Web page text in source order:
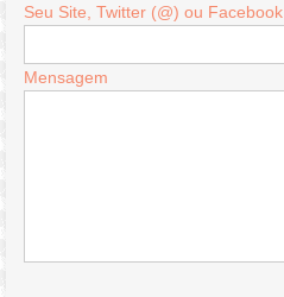
Seu Site, Twitter (@) ou Facebook
Mensagem